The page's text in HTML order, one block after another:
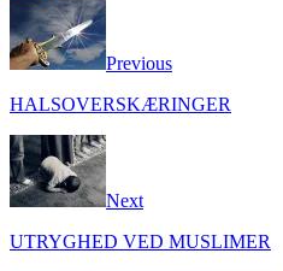
LinkedIn
Previous
HALSOVERSKÆRINGER
Next
UTRYGHED VED MUSLIMER